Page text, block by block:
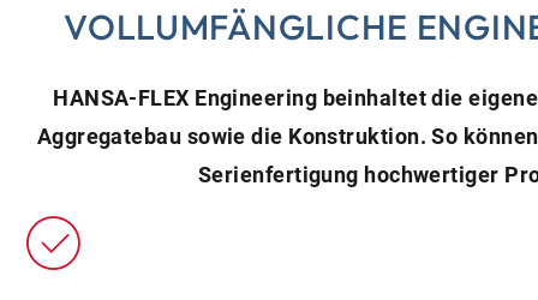
VOLLUMFÄNGLICHE
HANSA‑FLEX Engineering beinhaltet die
Aggregatebau sowie die Konstruktion. So
Serienfertigung hochwertiger